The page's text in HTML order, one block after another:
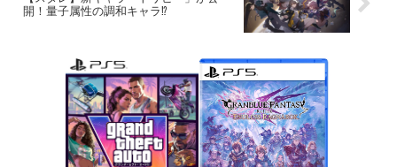
開！量子属性の調和キャラ⁉